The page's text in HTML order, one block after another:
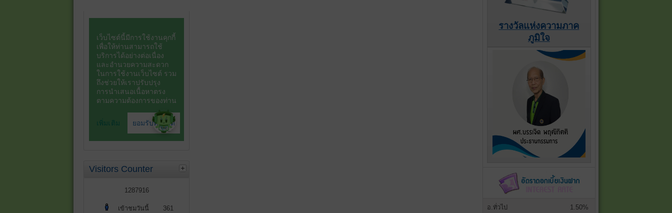
Visitors Counter
1287916
เข้าชมวันนี้ 361
รางวัลแห่งความภาค
ภูมิใจ
อ.ทั่วไป 1.50%